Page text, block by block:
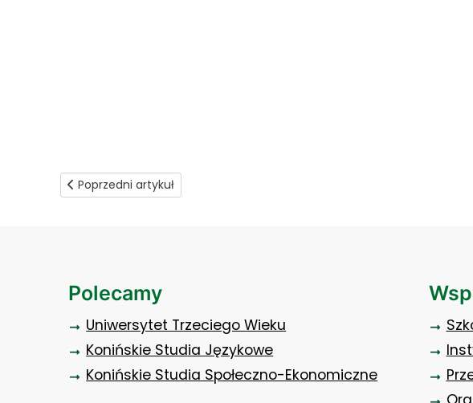
Poprzedni artykuł: IV edycja warsztatów dla przyszłych księgowych
Poprzedni artykuł
Polecamy
Uniwersytet Trzeciego Wieku
Konińskie Studia Językowe
Konińskie Studia Społeczno-Ekonomiczne